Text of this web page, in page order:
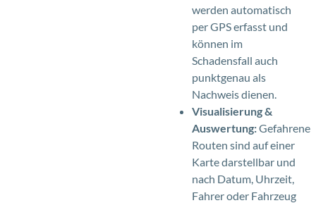
werden automatisch
per GPS erfasst und
können im
Schadensfall auch
punktgenau als
Nachweis dienen.
Visualisierung &
Auswertung:Gefahrene
Routen sind auf einer
Karte darstellbar und
nach Datum, Uhrzeit,
Fahrer oder Fahrzeug